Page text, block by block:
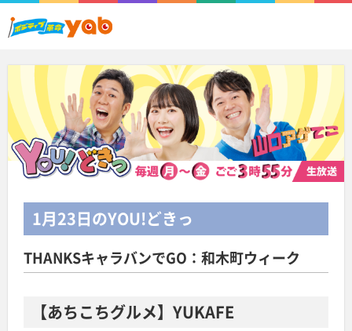
1月23日のYOU!どきっ
THANKSキャラバンでGO：和木町ウィーク
【あちこちグルメ】YUKAFE